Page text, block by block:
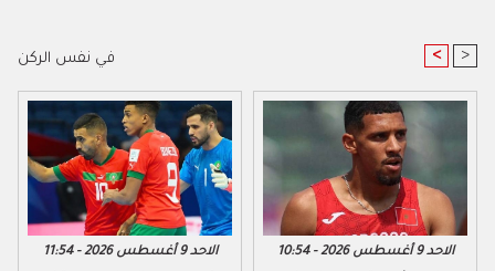
في نفس الركن < >
الاحد 9 أغسطس 2026 - 11:54 الاحد 9 أغسطس 2026 - 10:54